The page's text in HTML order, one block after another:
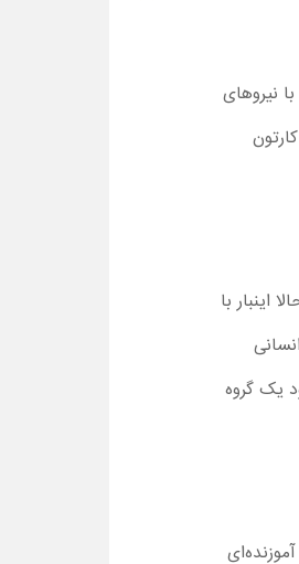
نیروهای
اینبار با
یک گروه